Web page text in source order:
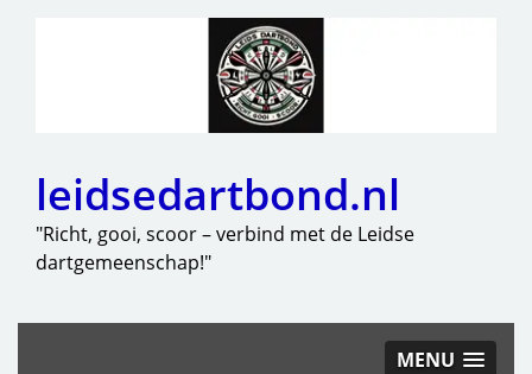
leidsedartbond.nl
"Richt, gooi, scoor – verbind met de Leidse
dartgemeenschap!"
MENU